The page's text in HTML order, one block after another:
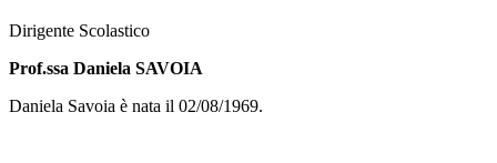
Dirigente Scolastico
Prof.ssa Daniela SAVOIA
Daniela Savoia è nata il 02/08/1969.